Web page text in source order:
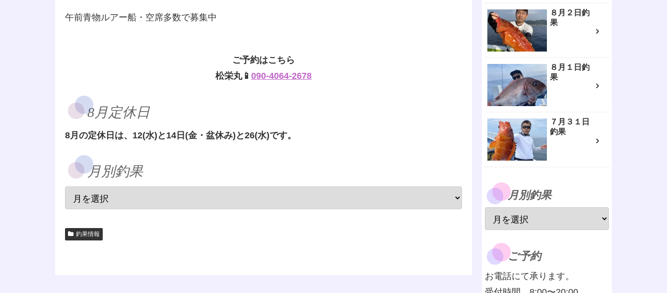
午前青物ルアー船・空席多数で募集中
ご予約はこちら
松栄丸📱 090-4064-2678
8月定休日
8月の定休日は、12(水)と14日(金・盆休み)と26(水)です。
月別釣果
釣果情報
８月２日釣
果
８月１日釣
果
７月３１日
釣果
月別釣果
ご予約
お電話にて承ります。